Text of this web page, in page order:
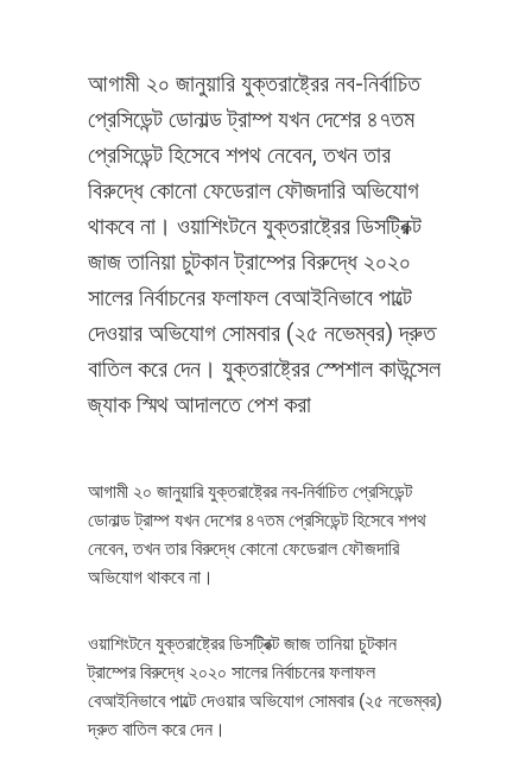
আগামী ২০ জানুয়ারি যুক্তরাষ্ট্রের নব-নির্বাচিত
প্রেসিডেন্ট ডোনাল্ড ট্রাম্প যখন দেশের ৪৭তম
প্রেসিডেন্ট হিসেবে শপথ নেবেন, তখন তার
বিরুদ্ধে কোনো ফেডেরাল ফৌজদারি অভিযোগ
থাকবে না। ওয়াশিংটনে যুক্তরাষ্ট্রের ডিসট্রিক্ট
জাজ তানিয়া চুটকান ট্রাম্পের বিরুদ্ধে ২০২০
সালের নির্বাচনের ফলাফল বেআইনিভাবে পাল্টে
দেওয়ার অভিযোগ সোমবার (২৫ নভেম্বর) দ্রুত
বাতিল করে দেন। যুক্তরাষ্ট্রের স্পেশাল কাউন্সেল
জ্যাক স্মিথ আদালতে পেশ করা
আগামী ২০ জানুয়ারি যুক্তরাষ্ট্রের নব-নির্বাচিত প্রেসিডেন্ট
ডোনাল্ড ট্রাম্প যখন দেশের ৪৭তম প্রেসিডেন্ট হিসেবে শপথ
নেবেন, তখন তার বিরুদ্ধে কোনো ফেডেরাল ফৌজদারি
অভিযোগ থাকবে না।
ওয়াশিংটনে যুক্তরাষ্ট্রের ডিসট্রিক্ট জাজ তানিয়া চুটকান
ট্রাম্পের বিরুদ্ধে ২০২০ সালের নির্বাচনের ফলাফল
বেআইনিভাবে পাল্টে দেওয়ার অভিযোগ সোমবার (২৫ নভেম্বর)
দ্রুত বাতিল করে দেন।